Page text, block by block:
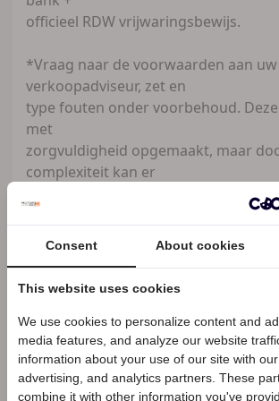
officieel RDW vrijwaringsbewijs.
*Vraag naar de voorwaarden aan uw
verkoopadviseur, zet en
type fouten onder voorbehoud.
met
zorgvuldigheid opgemaakt, maar
complexiteit kan er
soms een afwijking zijn. Informeer
u belangrijk zijn. Op deze
gemaakt worden.
Dinsdag 9.00 - 17.30 uur
Woensdag 9.00 - 17.30 uur
Donderdag 9.00 - 17.30 uur
Vrijdag 9.00 - 17.30 uur
Speciale Motor2go prijs
Benieuwd naar de speciale Motor2go
Consent About cookies
This website uses cookies
We use cookies to personalize content and
media features, and analyze our website
information about your use of our site with our
advertising, and analytics partners. These
combine it with other information you've